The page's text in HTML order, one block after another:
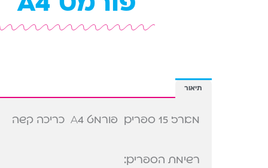
תיאור
מארז 15 ספרים פורמט A4 כריכה קשה
רשימת הספרים: